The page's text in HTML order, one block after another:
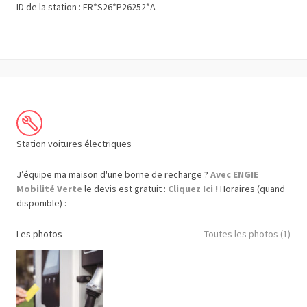
ID de la station : FR*S26*P26252*A
Station voitures électriques
J’équipe ma maison d'une borne de recharge ? Avec ENGIE
Mobilité Verte le devis est gratuit : Cliquez Ici ! Horaires (quand
disponible) :
Les photos Toutes les photos (1)